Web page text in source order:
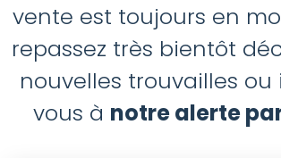
vente est toujours en
repassez très bientôt
nouvelles trouvailles ou
vous à notre alerte